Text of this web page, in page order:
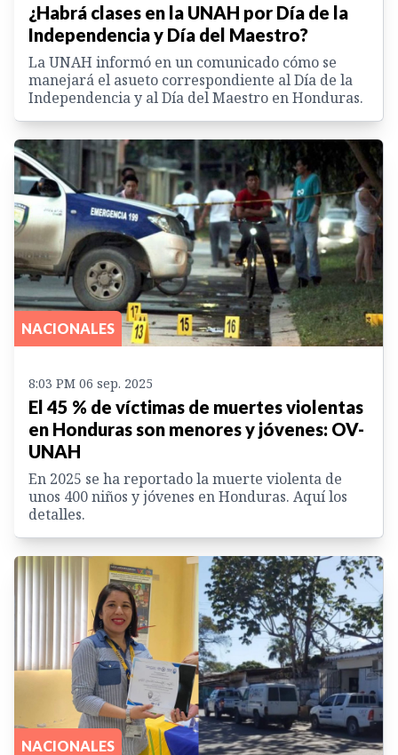
¿Habrá clases en la UNAH por Día de la
Independencia y Día del Maestro?
La UNAH informó en un comunicado cómo se
manejará el asueto correspondiente al Día de la
Independencia y al Día del Maestro en Honduras.
NACIONALES
8:03 PM 06 sep. 2025
El 45 % de víctimas de muertes violentas
en Honduras son menores y jóvenes: OV-
UNAH
En 2025 se ha reportado la muerte violenta de
unos 400 niños y jóvenes en Honduras. Aquí los
detalles.
NACIONALES